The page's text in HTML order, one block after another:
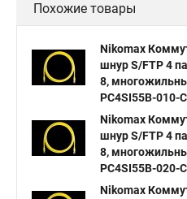
Похожие товары
Nikomax
шнур S/FTP 4
8,
PC4SI55B-010-
Nikomax
шнур S/FTP 4
8,
PC4SI55B-020-
Nikomax